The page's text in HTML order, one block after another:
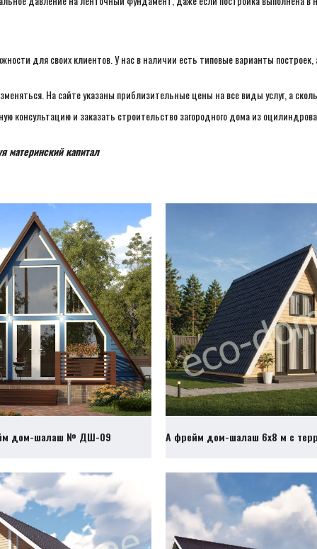
для своих клиентов. У нас в наличии есть типовые варианты
На сайте указаны приблизительные цены на все виды услуг, а
и заказать строительство загородного дома из
материнский капитал
дом-шалаш № ДШ-09 А фрейм дом-шалаш 6х8 м с